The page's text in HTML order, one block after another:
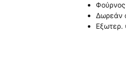
Δωρεάν
Εξωτερ.